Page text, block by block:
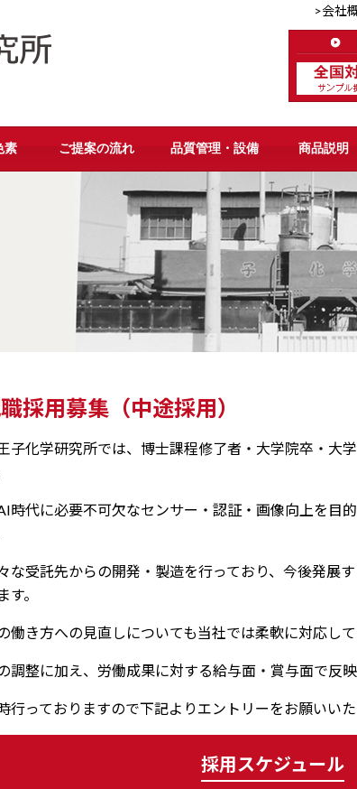
>会社
素 ご提案の流れ 品質管理・設備 商品説明
採用募集（中途採用）
子化学研究所では、博士課程修了者・大学院卒・大
時代に必要不可欠なセンサー・認証・画像向上を目
な受託先からの開発・製造を行っており、今後発展
す。
働き方への見直しについても当社では柔軟に対応して
調整に加え、労働成果に対する給与面・賞与面で反
行っておりますので下記よりエントリーをお願いいた
採用スケジュール